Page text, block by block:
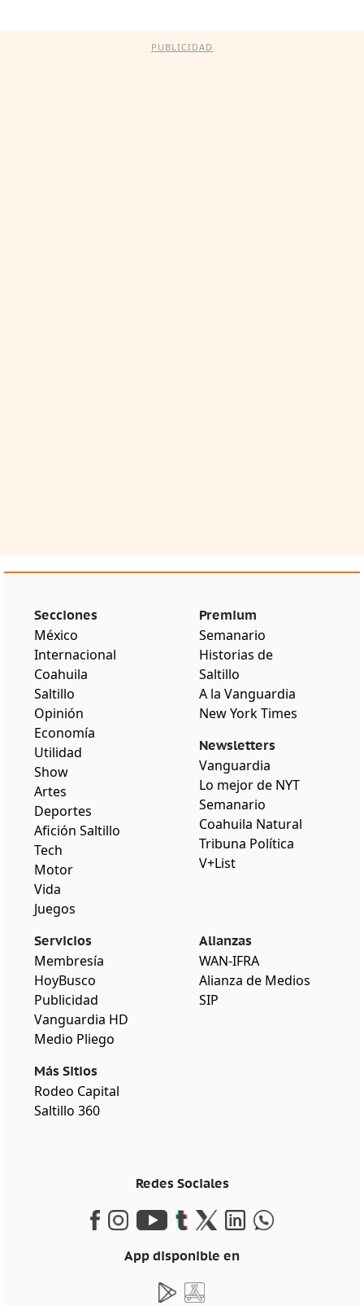
PUBLICIDAD
Secciones
México
Internacional
Coahuila
Saltillo
Opinión
Economía
Utilidad
Show
Artes
Deportes
Afición Saltillo
Tech
Motor
Vida
Juegos
Premium
Semanario
Historias de
Saltillo
A la Vanguardia
New York Times
Newsletters
Vanguardia
Lo mejor de NYT
Semanario
Coahuila Natural
Tribuna Política
V+List
Servicios
Membresía
HoyBusco
Publicidad
Vanguardia HD
Medio Pliego
Más Sitios
Rodeo Capital
Saltillo 360
Alianzas
WAN-IFRA
Alianza de Medios
SIP
Redes Sociales
App disponible en